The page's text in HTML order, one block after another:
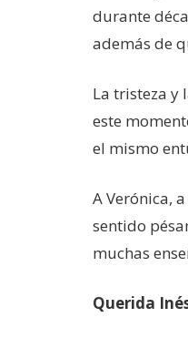
durante
además de
La tristeza y
este
el mismo
A Verónica,
sentido
muchas
Querida